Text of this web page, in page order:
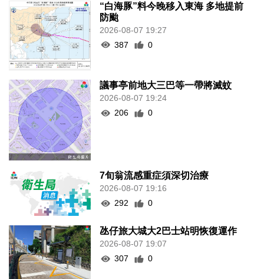
“白海豚”料今晚移入東海 多地提前
防颱
2026-08-07 19:27
387
0
議事亭前地大三巴等一帶將滅蚊
2026-08-07 19:24
206
0
7旬翁流感重症須深切治療
2026-08-07 19:16
292
0
氹仔旅大城大2巴士站明恢復運作
2026-08-07 19:07
307
0